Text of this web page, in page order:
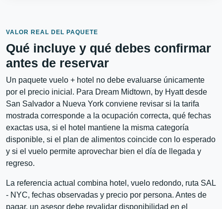
VALOR REAL DEL PAQUETE
Qué incluye y qué debes confirmar
antes de reservar
Un paquete vuelo + hotel no debe evaluarse únicamente
por el precio inicial. Para Dream Midtown, by Hyatt desde
San Salvador a Nueva York conviene revisar si la tarifa
mostrada corresponde a la ocupación correcta, qué fechas
exactas usa, si el hotel mantiene la misma categoría
disponible, si el plan de alimentos coincide con lo esperado
y si el vuelo permite aprovechar bien el día de llegada y
regreso.
La referencia actual combina hotel, vuelo redondo, ruta SAL
- NYC, fechas observadas y precio por persona. Antes de
pagar, un asesor debe revalidar disponibilidad en el